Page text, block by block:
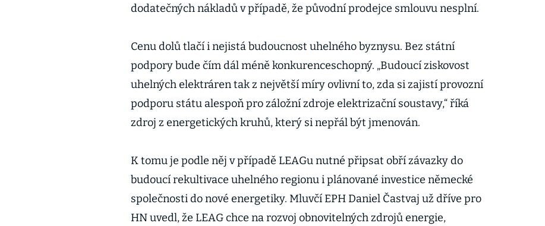
dodatečných nákladů v případě, že původní prodejce smlouvu nesplní.
Cenu dolů tlačí i nejistá budoucnost uhelného byznysu. Bez státní
podpory bude čím dál méně konkurenceschopný. „Budoucí ziskovost
uhelných elektráren tak z největší míry ovlivní to, zda si zajistí provozní
podporu státu alespoň pro záložní zdroje elektrizační soustavy,“ říká
zdroj z energetických kruhů, který si nepřál být jmenován.
K tomu je podle něj v případě LEAGu nutné připsat obří závazky do
budoucí rekultivace uhelného regionu i plánované investice německé
společnosti do nové energetiky. Mluvčí EPH Daniel Častvaj už dříve pro
HN uvedl, že LEAG chce na rozvoj obnovitelných zdrojů energie,